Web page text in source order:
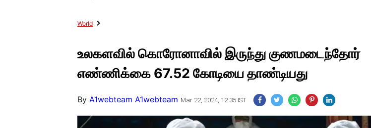
World
உலகளவில் கொரோனாவில் இருந்து குணமடைந்தோர்
எண்ணிக்கை 67.52 கோடியை தாண்டியது
ByA1webteam A1webteam Mar 22, 2024, 12:35 IST